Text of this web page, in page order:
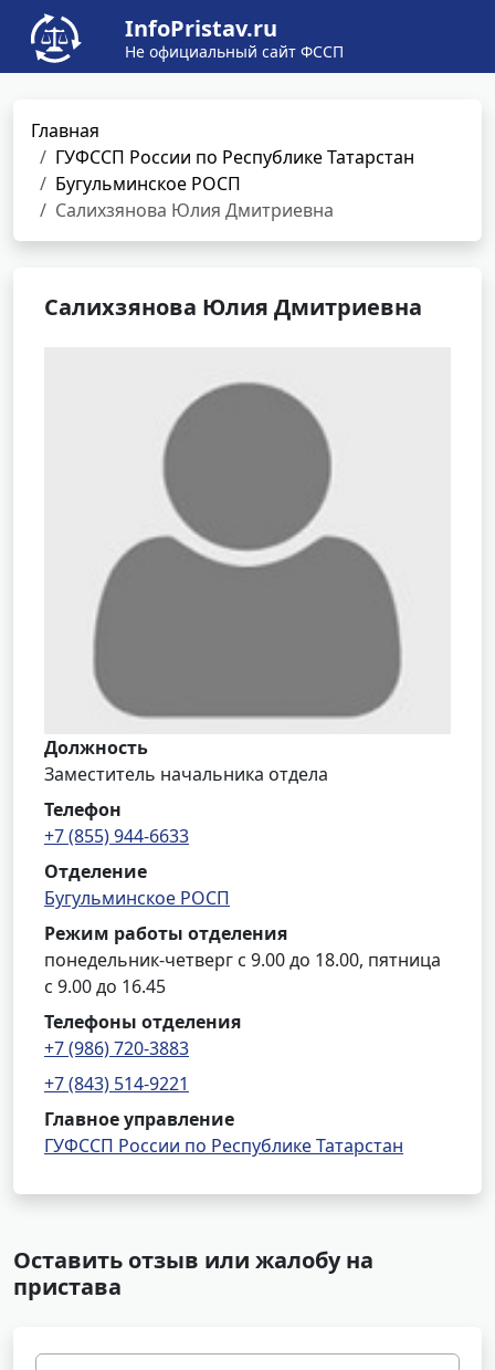
InfoPristav.ru
Не официальный сайт ФССП
Главная
ГУФССП России по Республике Татарстан
Бугульминское РОСП
Салихзянова Юлия Дмитриевна
Салихзянова Юлия Дмитриевна
Должность
Заместитель начальника отдела
Телефон
+7 (855) 944-6633
Отделение
Бугульминское РОСП
Режим работы отделения
понедельник-четверг с 9.00 до 18.00, пятница
с 9.00 до 16.45
Телефоны отделения
+7 (986) 720-3883
+7 (843) 514-9221
Главное управление
ГУФССП России по Республике Татарстан
Оставить отзыв или жалобу на
пристава